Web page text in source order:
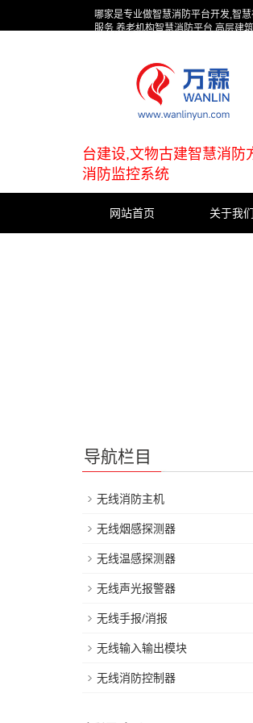
哪家是专业做智慧消防平台开发,智
服务,养老机构智慧消防平台,高层建
台建设,文物古建智慧消
消防监控系统
网站首页 关于我们
导航栏目
无线消防主机
无线烟感探测器
无线温感探测器
无线声光报警器
无线手报/消报
无线输入输出模块
无线消防控制器